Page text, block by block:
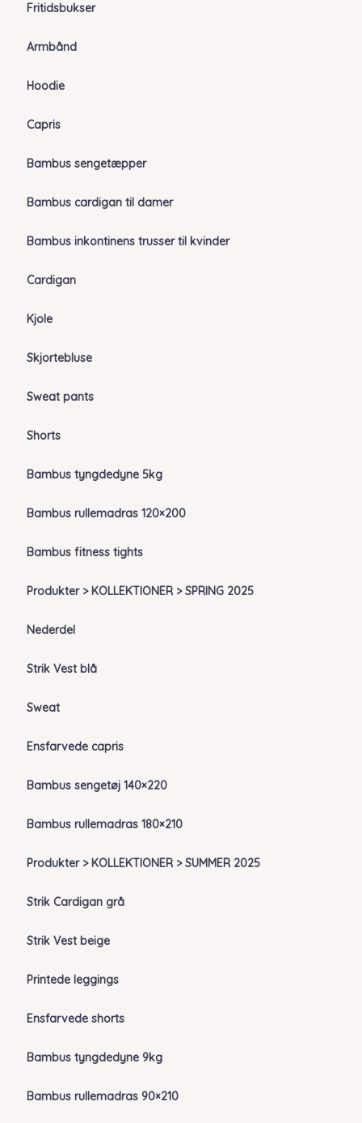
Fritidsbukser
Armbånd
Hoodie
Capris
Bambus sengetæpper
Bambus cardigan til damer
Bambus inkontinens trusser til kvinder
Cardigan
Kjole
Skjortebluse
Sweat pants
Shorts
Bambus tyngdedyne 5kg
Bambus rullemadras 120×200
Bambus fitness tights
Produkter > KOLLEKTIONER > SPRING 2025
Nederdel
Strik Vest blå
Sweat
Ensfarvede capris
Bambus sengetøj 140×220
Bambus rullemadras 180×210
Produkter > KOLLEKTIONER > SUMMER 2025
Strik Cardigan grå
Strik Vest beige
Printede leggings
Ensfarvede shorts
Bambus tyngdedyne 9kg
Bambus rullemadras 90×210